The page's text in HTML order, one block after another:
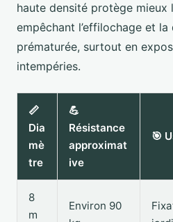
haute densité protège mieux
empêchant l’effilochage et
prématurée, surtout en
intempéries.
📏
Dia
mè
tre
💪
Résistance
approximat
ive
🎯
8
m
Environ 90